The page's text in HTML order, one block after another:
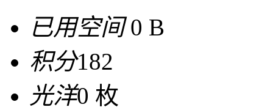
已用空间0 B
积分182
光洋0 枚